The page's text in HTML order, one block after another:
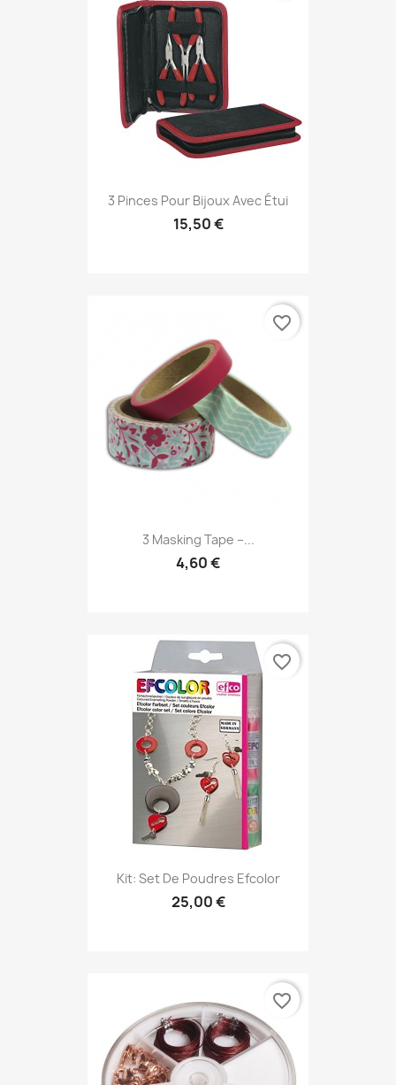
3 Pinces Pour Bijoux Avec Étui
15,50 €
3 Masking Tape –...
4,60 €
favorite_border
Kit: Set De Poudres Efcolor
25,00 €
favorite_border
favorite_border